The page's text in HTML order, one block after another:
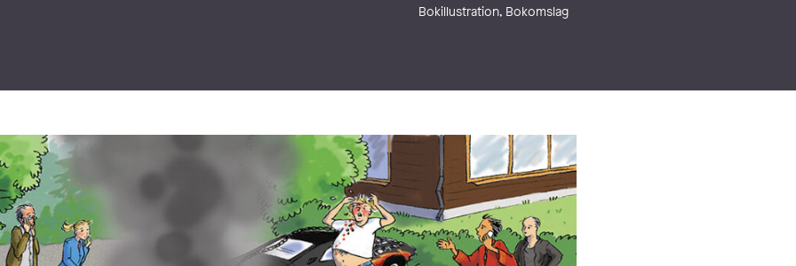
Bokillustration, Bokomslag